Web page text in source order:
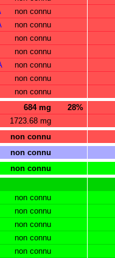
non connu
non connu
non connu
non connu
non connu
non connu
non connu
684 mg
28%
1723.68 mg
non connu
non connu
non connu
non connu
non connu
non connu
non connu
non connu